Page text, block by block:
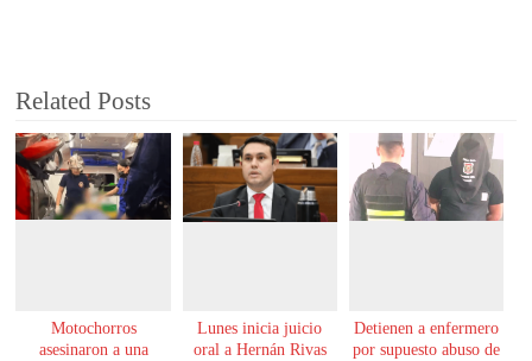
Related Posts
Motochorros
asesinaron a una
Lunes inicia juicio
oral a Hernán Rivas
Detienen a enfermero
por supuesto abuso de